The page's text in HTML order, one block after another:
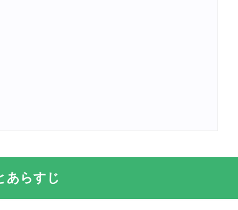
あらすじ